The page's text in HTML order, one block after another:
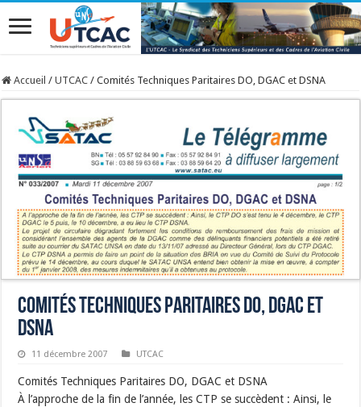
Accueil / UTCAC / Comités Techniques Paritaires DO, DGAC et DSNA
Comités Techniques Paritaires DO, DGAC et
DSNA
11 décembre 2007 UTCAC
Comités Techniques Paritaires DO, DGAC et DSNA
À l’approche de la fin de l’année, les CTP se succèdent : Ainsi, le